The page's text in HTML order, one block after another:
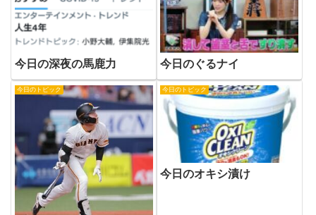
今日の深夜の馬鹿力 今日のぐるナイ
今日のトピック 今日のトピック
今日のオキシ漬け